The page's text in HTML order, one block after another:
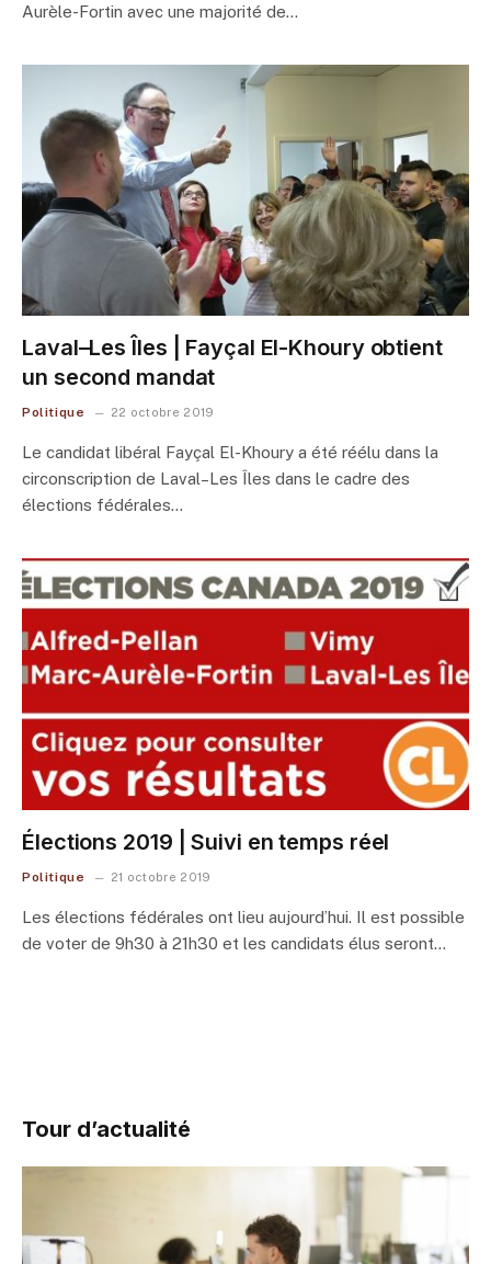
Aurèle-Fortin avec une majorité de…
Laval–Les Îles | Fayçal El-Khoury obtient
un second mandat
Politique 22 octobre 2019
Le candidat libéral Fayçal El-Khoury a été réélu dans la
circonscription de Laval–Les Îles dans le cadre des
élections fédérales…
Élections 2019 | Suivi en temps réel
Politique 21 octobre 2019
Les élections fédérales ont lieu aujourd’hui. Il est possible
de voter de 9h30 à 21h30 et les candidats élus seront…
Tour d’actualité